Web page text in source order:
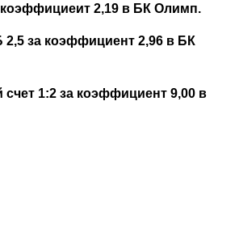
2,19 в БК Олимп.
за коэффициент 2,96 в БК
1:2 за коэффициент 9,00 в